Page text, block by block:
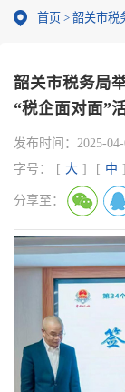
首页 > 韶关市税
韶关市税务局
“税企面对面”
发布时间： 2025-
字号：
[ 大 ] [ 中 ]
分享至：